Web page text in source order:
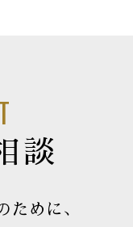
談
ために、